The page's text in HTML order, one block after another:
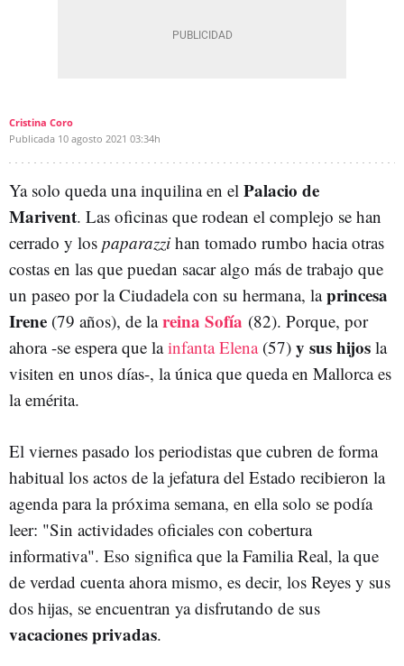
Cristina Coro
Publicada 10 agosto 2021 03:34h
Ya solo queda una inquilina en el Palacio de
Marivent. Las oficinas que rodean el complejo se han
cerrado y los paparazzi han tomado rumbo hacia otras
costas en las que puedan sacar algo más de trabajo que
un paseo por la Ciudadela con su hermana, laprincesa
Irene (79 años), de la reina Sofía (82). Porque, por
ahora -se espera que lainfanta Elena(57) y sus hijos la
visiten en unos días-, la única que queda en Mallorca es
la emérita.
El viernes pasado los periodistas que cubren de forma
habitual los actos de la jefatura del Estado recibieron la
agenda para la próxima semana, en ella solo se podía
leer: "Sin actividades oficiales con cobertura
informativa". Eso significa que la Familia Real, la que
de verdad cuenta ahora mismo, es decir, los Reyes y sus
dos hijas, se encuentran ya disfrutando de sus
vacaciones privadas.